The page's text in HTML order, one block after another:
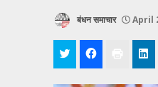
बंधन समाचार April